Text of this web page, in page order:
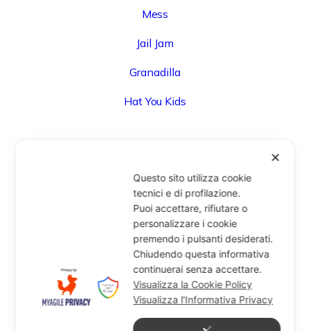
Mess
Jail Jam
Granadilla
Hat You Kids
Via Degli Speziali, 161 (Blocco 32 Centergross) -
40050 Funo di Argelato (BO) - Italy
info@miragesrl.com
+39 051 8651711
✕
Questo sito utilizza cookie
tecnici e di profilazione.
Puoi accettare, rifiutare o
personalizzare i cookie
premendo i pulsanti desiderati.
Chiudendo questa informativa
continuerai senza accettare.
Visualizza la Cookie Policy
Visualizza l'Informativa Privacy